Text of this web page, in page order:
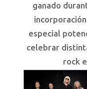
ganado
especial
celebrar
rock